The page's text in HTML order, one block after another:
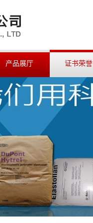
产品展厅 证书荣誉